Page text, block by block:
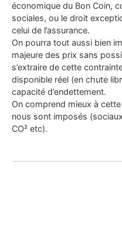
économique du Bon Coin,
sociales, ou le droit
celui de l’assurance.
On pourra tout aussi bien
majeure des prix sans
s’extraire de cette
disponible réel (en chute
capacité d’endettement.
On comprend mieux à
nous sont imposés
CO² etc).